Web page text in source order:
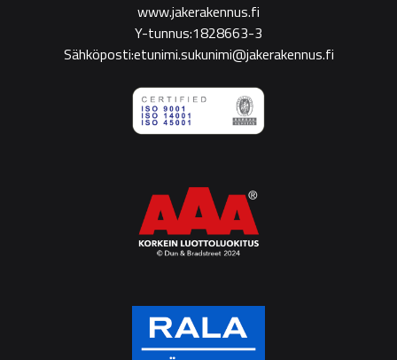
www.jakerakennus.fi
Y-tunnus:1828663-3
Sähköposti:etunimi.sukunimi@jakerakennus.fi